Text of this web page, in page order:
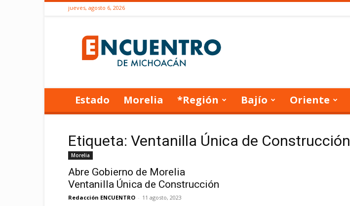
jueves, agosto 6, 2026
de
Michoacán
Estado Morelia *Región Bajío Oriente
Etiqueta: Ventanilla Única de Construcción
Morelia
Abre Gobierno de Morelia
Ventanilla Única de Construcción
Redacción ENCUENTRO - 11 agosto, 2023